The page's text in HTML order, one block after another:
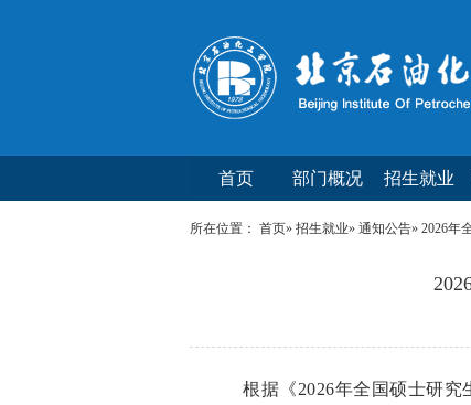
首页 部门概况 招生就业
所在位置： 首页» 招生就业» 通知公告» 2026年
根据《2026年全国硕士研